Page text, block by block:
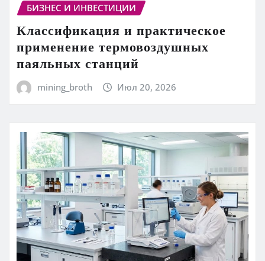
БИЗНЕС И ИНВЕСТИЦИИ
Классификация и практическое
применение термовоздушных
паяльных станций
mining_broth Июл 20, 2026